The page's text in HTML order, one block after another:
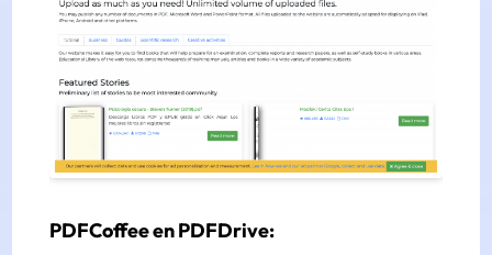
PDFCoffee en PDFDrive: